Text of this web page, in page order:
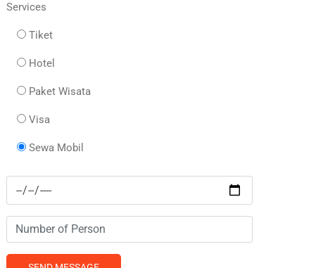
Services
Tiket
Hotel
Paket Wisata
Visa
Sewa Mobil